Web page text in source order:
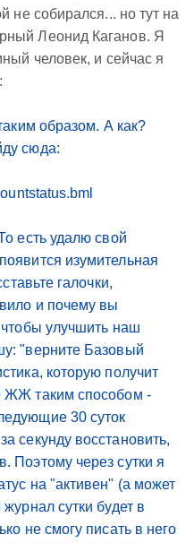
не собирался... но тут на
Леонид Каганов. Я
человек, и сейчас я
образом. А как?
сюда:
есть удалю свой
изумительная
галочки,
и почему вы
чтобы улучшить наш
"верните Базовый
которую получит
ЖЖ таким способом -
30 суток
секунду восстановить,
Поэтому через сутки я
на "активен" (а может
сутки будет в
не смогу писать в него